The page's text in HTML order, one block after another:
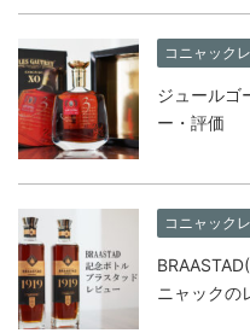
コニャック
ジュールゴ
ー・評価
コニャック
ニャックの